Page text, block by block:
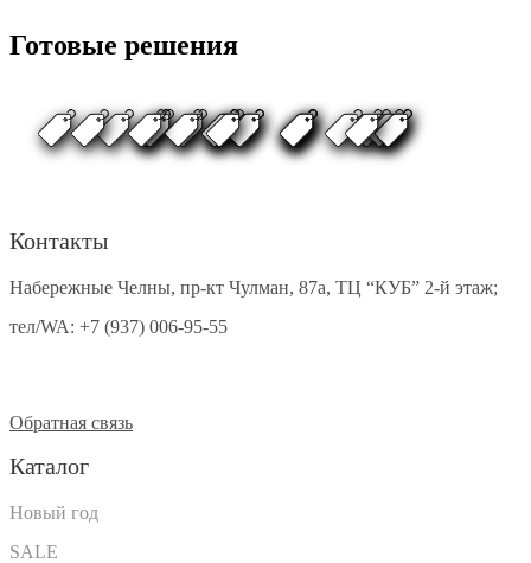
Готовые решения
Контакты
Набережные Челны, пр-кт Чулман, 87а, ТЦ “КУБ” 2-й этаж;
тел/WA: +7 (937) 006-95-55
Обратная связь
Каталог
Новый год
SALE